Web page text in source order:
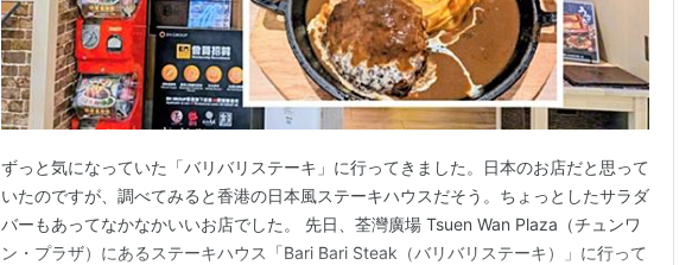
ずっと気になっていた「バリバリステーキ」に行ってきました。日本のお店だと思って
いたのですが、調べてみると香港の日本風ステーキハウスだそう。ちょっとしたサラダ
バーもあってなかなかいいお店でした。 先日、荃灣廣場 Tsuen Wan Plaza（チュンワ
ン・プラザ）にあるステーキハウス「Bari Bari Steak（バリバリステーキ）」に行って